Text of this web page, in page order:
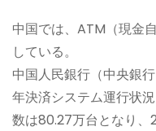
中国では、ATM（現金
している。
中国人民銀行（中央銀
年決済システム運行状
数は80.27万台となり、